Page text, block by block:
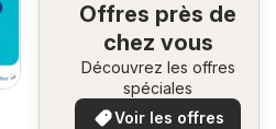
Offres près de
chez vous
Découvrez les offres
spéciales
Voir les offres